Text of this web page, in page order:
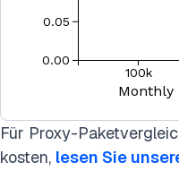
Für Proxy-
kosten, lesen Sie